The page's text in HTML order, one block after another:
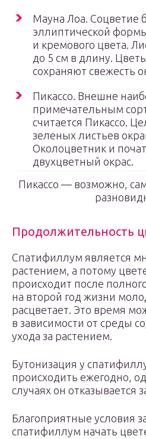
Мауна Лоа. Соцветие
эллиптической
и кремового цвета.
до 5 см в длину.
сохраняют свежесть
Пикассо. Внешне
примечательным
считается Пикассо.
зеленых листьев
Околоцветник и
двухцветный окрас.
Пикассо — возможно,
Продолжительность
Спатифиллум является
растением, а потому
происходит после
на второй год жизни
расцветает. Это время
в зависимости от среды
ухода за растением.
Бутонизация у
происходить ежегодно,
случаях он отказывается
Благоприятные условия
спатифиллум начать